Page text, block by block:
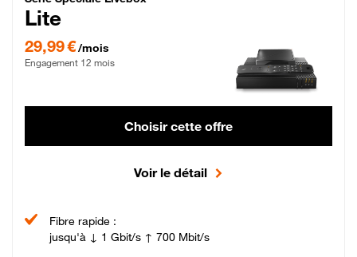
Lite
29,99 €/mois
Engagement 12 mois
Choisir cette offre
Voir le détail
Fibre rapide :
jusqu'à ↓ 1 Gbit/s ↑ 700 Mbit/s